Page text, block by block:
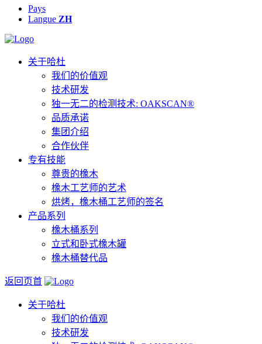
Pays
Langue ZH
关于哈杜
我们的价值观
技术研发
独一无二的检测技术: OAKSCAN®
品质承诺
集团介绍
合作伙伴
专有技能
尊贵的橡木
橡木工艺师的艺术
烘烤，橡木桶工艺师的签名
产品系列
橡木桶系列
立式和卧式橡木罐
橡木桶替代品
返回页首
关于哈杜
我们的价值观
技术研发